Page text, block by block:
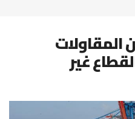
: 83% من المقاولات
غير